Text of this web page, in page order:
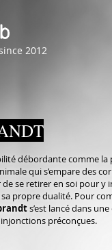
2012
débordante comme la
qui s’empare des
de se retirer en soi pour y
sa propre dualité. Pour
s’est lancé dans
préconçues.